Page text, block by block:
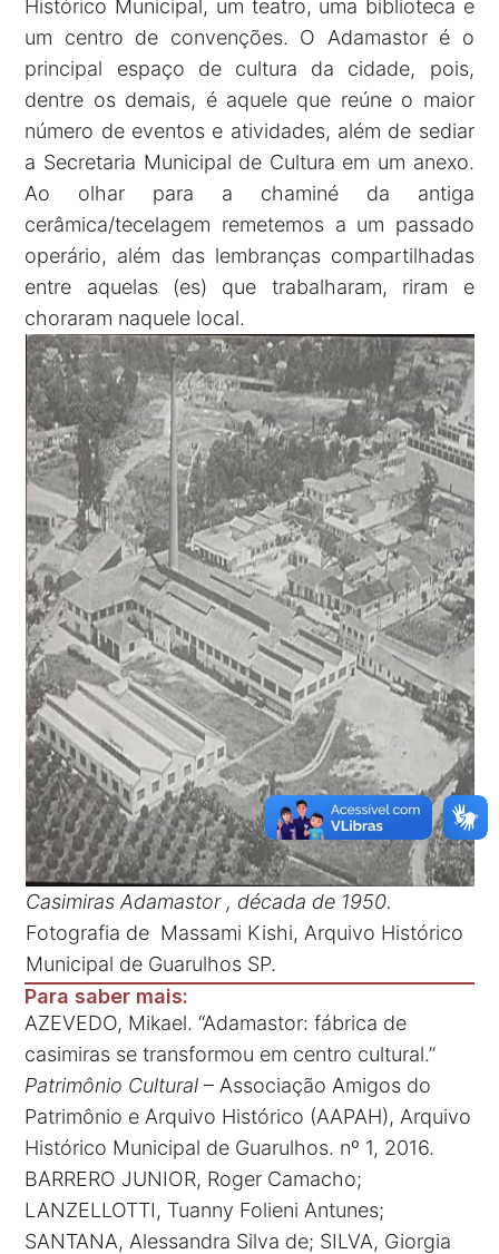
Histórico Municipal, um teatro, uma biblioteca e
um centro de convenções. O Adamastor é o
principal espaço de cultura da cidade, pois,
dentre os demais, é aquele que reúne o maior
número de eventos e atividades, além de sediar
a Secretaria Municipal de Cultura em um anexo.
Ao olhar para a chaminé da antiga
cerâmica/tecelagem remetemos a um passado
operário, além das lembranças compartilhadas
entre aquelas (es) que trabalharam, riram e
choraram naquele local.
Casimiras Adamastor , década de 1950.
Fotografia de Massami Kishi, Arquivo Histórico
Municipal de Guarulhos SP.
Para saber mais:
AZEVEDO, Mikael. “Adamastor: fábrica de
casimiras se transformou em centro cultural.”
Patrimônio Cultural – Associação Amigos do
Patrimônio e Arquivo Histórico (AAPAH), Arquivo
Histórico Municipal de Guarulhos. nº 1, 2016.
BARRERO JUNIOR, Roger Camacho;
LANZELLOTTI, Tuanny Folieni Antunes;
SANTANA, Alessandra Silva de; SILVA, Giorgia